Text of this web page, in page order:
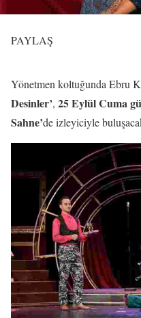
PAYLAŞ
Yönetmen koltuğunda Ebru
Desinler’, 25 Eylül Cuma
Sahne’de izleyiciyle